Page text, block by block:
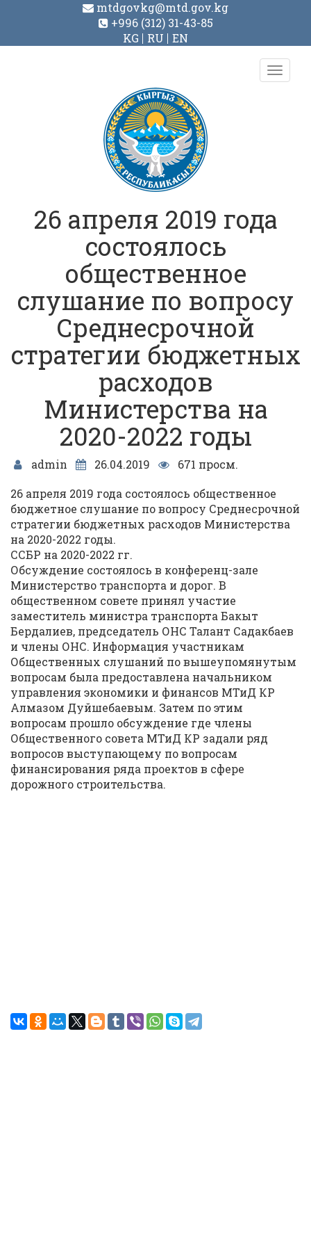
mtdgovkg@mtd.gov.kg
+996 (312) 31-43-85
KG
RU EN
Toggle
26 апреля 2019 года
состоялось
общественное
слушание по вопросу
Среднесрочной
стратегии бюджетных
расходов
Министерства на
2020-2022 годы
admin 26.04.2019
671 просм.
26 апреля 2019 года состоялось общественное
бюджетное слушание по вопросу Среднесрочной
стратегии бюджетных расходов Министерства
на 2020-2022 годы.
ССБР на 2020-2022 гг.
Обсуждение состоялось в конференц-зале
Министерство транспорта и дорог. В
общественном совете принял участие
заместитель министра транспорта Бакыт
Бердалиев, председатель ОНС Талант Садакбаев
и члены ОНС. Информация участникам
Общественных слушаний по вышеупомянутым
вопросам была предоставлена начальником
управления экономики и финансов МТиД КР
Алмазом Дуйшебаевым. Затем по этим
вопросам прошло обсуждение где члены
Общественного совета МТиД КР задали ряд
вопросов выступающему по вопросам
финансирования ряда проектов в сфере
дорожного строительства.